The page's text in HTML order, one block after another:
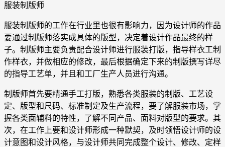
服装制版师
服装制版师的工作在行业里也很有影响力，因为设计师的作品
要通过制版师落实成具体的版型，决定着设计作品最终的样
子。制版师主要负责配合设计师进行服装打版，指导样衣工制
作样衣，并做相应的修改，最后根据确定下来的制版撰写详尽
的指导工艺单，并且和工厂生产人员进行沟通。
制版师首先要精通手工打版，熟悉各类服装的制版、工艺设
定、版型和尺码、标准制定及生产流程，要了解服装市场，掌
握各类面辅料的特性，了解不同产品、面料对版型的要求。其
次，在工作上要和设计师形成一种默契，及时领悟设计师的设
计意图和设计风格，与设计师共同完成整个设计、修改、定样